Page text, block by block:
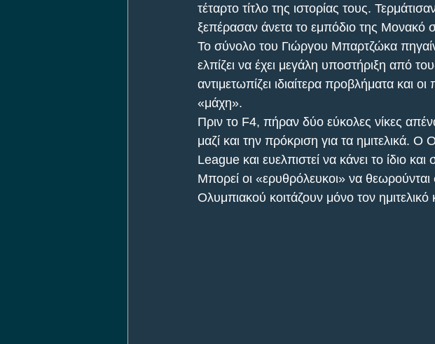
τέταρτο τίτλο της ιστορίας τους.
ξεπέρασαν άνετα το εμπόδιο της Μονακό
Το σύνολο του Γιώργου Μπαρτζώκα
ελπίζει να έχει μεγάλη υποστήριξη από
αντιμετωπίζει ιδιαίτερα προβλήματα και
«μάχη».
Πριν το F4, πήραν δύο εύκολες νίκες
μαζί και την πρόκριση για τα ημιτελικά.
League και ευελπιστεί να κάνει το ίδιο
Μπορεί οι «ερυθρόλευκοι» να
Ολυμπιακού κοιτάζουν μόνο τον ημιτελικό